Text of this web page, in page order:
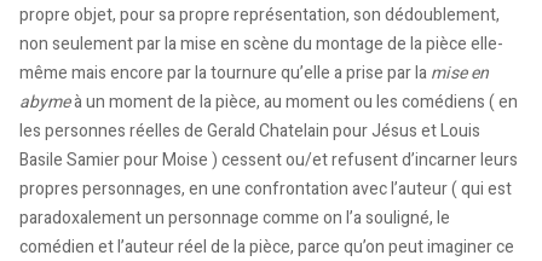
propre objet, pour sa propre représentation, son dédoublement,
non seulement par la mise en scène du montage de la pièce elle-
même mais encore par la tournure qu’elle a prise par lamise en
abymeà un moment de la pièce, au moment ou les comédiens ( en
les personnes réelles de Gerald Chatelain pour Jésus et Louis
Basile Samier pour Moise ) cessent ou/et refusent d’incarner leurs
propres personnages, en une confrontation avec l’auteur ( qui est
paradoxalement un personnage comme on l’a souligné, le
comédien et l’auteur réel de la pièce, parce qu’on peut imaginer ce